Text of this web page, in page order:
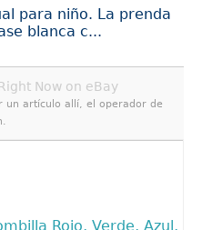
para niño. La prenda
blanca c...
Now on eBay
un artículo allí, el operador de
Rojo, Verde, Azul,